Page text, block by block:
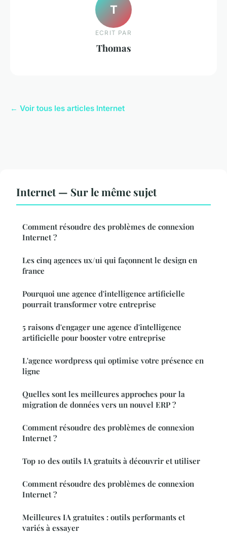
T
ECRIT PAR
Thomas
← Voir tous les articles Internet
Internet — Sur le même sujet
Comment résoudre des problèmes de connexion
Internet ?
Les cinq agences ux/ui qui façonnent le design en
france
Pourquoi une agence d'intelligence artificielle
pourrait transformer votre entreprise
5 raisons d'engager une agence d'intelligence
artificielle pour booster votre entreprise
L'agence wordpress qui optimise votre présence en
ligne
Quelles sont les meilleures approches pour la
migration de données vers un nouvel ERP ?
Comment résoudre des problèmes de connexion
Internet ?
Top 10 des outils IA gratuits à découvrir et utiliser
Comment résoudre des problèmes de connexion
Internet ?
Meilleures IA gratuites : outils performants et
variés à essayer